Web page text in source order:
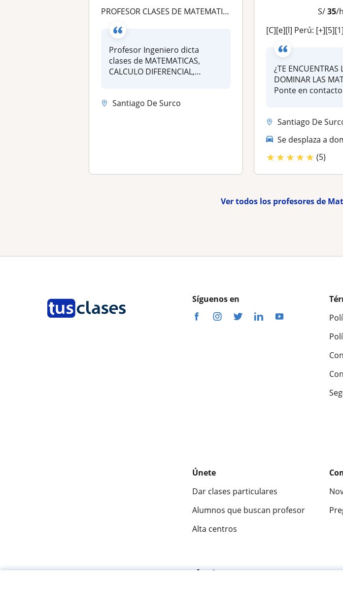
PROFESOR CLASES DE MATEMATICAS CALCULO FISICA QUIMICA ESTADISTICA, UPC UTP USIL UCV UPN USMP UCSUR U CONTINENTAL
Profesor Ingeniero dicta
clases de MATEMATICAS,
CALCULO DIFERENCIAL,
Santiago De Surco
S/35/h
[c][e][l] Perú: [+][5][1] [9][3][3]-[9][1][9]-[6][0][3] CLASES
¿TE ENCUENTRAS
DOMINAR LAS
Ponte en
Santiago De Surco, San Borja, La
Se desplaza a
★★★★★ (5)
Ver todos los profesores de
Síguenos en
Únete
Dar clases particulares
Alumnos que buscan profesor
Alta centros
Fantástica 9,5/10 ★★★★★